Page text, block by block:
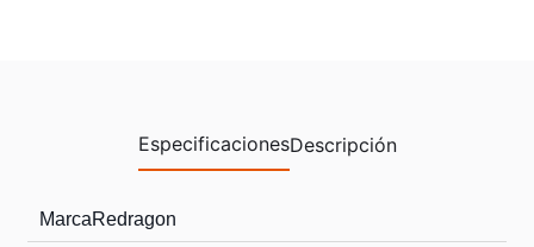
EspecificacionesDescripción
MarcaRedragon